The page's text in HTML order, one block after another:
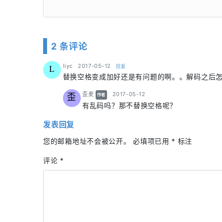
2 条评论
L liyc says:
2017-05-12 回复
替换空格变成加好还是有问题的啊。。解码之后
歪 歪麦 says:
作者 2017-05-12
有乱码吗？那不替换空格呢？
发表回复
您的邮箱地址不会被公开。 必填项已用 * 标注
评论 *